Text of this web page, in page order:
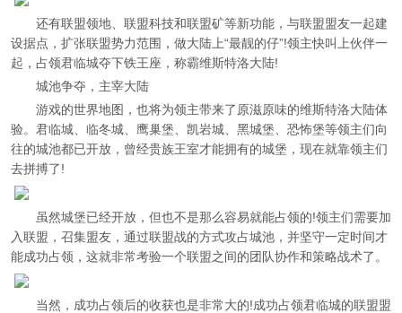
还有联盟领地、联盟科技和联盟矿等新功能，与联盟盟友一起建
设据点，扩张联盟势力范围，做大陆上“最靓的仔”!领主快叫上伙伴一
起，占领君临城夺下铁王座，称霸维斯特洛大陆!
城池争夺，主宰大陆
游戏的世界地图，也将为领主带来了原滋原味的维斯特洛大陆体
验。君临城、临冬城、鹰巢堡、凯岩城、黑城堡、恐怖堡等领主们向
往的城池都已开放，曾经贵族王室才能拥有的城堡，现在就靠领主们
去拼搏了!
虽然城堡已经开放，但也不是那么容易就能占领的!领主们需要加
入联盟，召集盟友，通过联盟战的方式攻占城池，并坚守一定时间才
能成功占领，这就非常考验一个联盟之间的团队协作和策略战术了。
当然，成功占领后的收获也是非常大的!成功占领君临城的联盟盟